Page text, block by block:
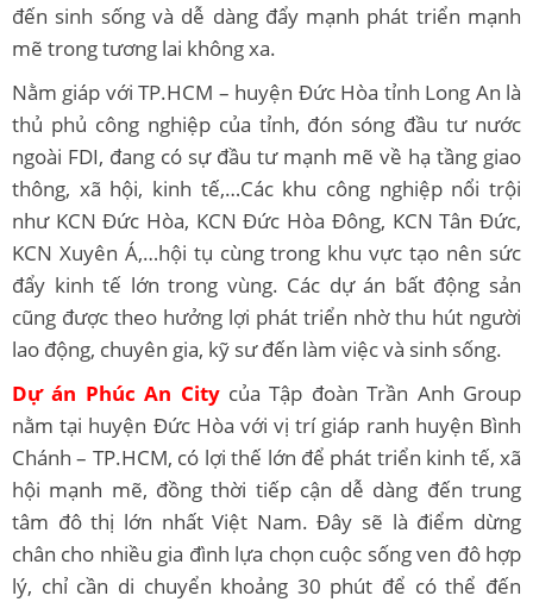
đến sinh sống và dễ dàng đẩy mạnh phát triển mạnh
mẽ trong tương lai không xa.
Nằm giáp với TP.HCM – huyện Đức Hòa tỉnh Long An là
thủ phủ công nghiệp của tỉnh, đón sóng đầu tư nước
ngoài FDI, đang có sự đầu tư mạnh mẽ về hạ tầng giao
thông, xã hội, kinh tế,…Các khu công nghiệp nổi trội
như KCN Đức Hòa, KCN Đức Hòa Đông, KCN Tân Đức,
KCN Xuyên Á,…hội tụ cùng trong khu vực tạo nên sức
đẩy kinh tế lớn trong vùng. Các dự án bất động sản
cũng được theo hưởng lợi phát triển nhờ thu hút người
lao động, chuyên gia, kỹ sư đến làm việc và sinh sống.
Dự án Phúc An City của Tập đoàn Trần Anh Group
nằm tại huyện Đức Hòa với vị trí giáp ranh huyện Bình
Chánh – TP.HCM, có lợi thế lớn để phát triển kinh tế, xã
hội mạnh mẽ, đồng thời tiếp cận dễ dàng đến trung
tâm đô thị lớn nhất Việt Nam. Đây sẽ là điểm dừng
chân cho nhiều gia đình lựa chọn cuộc sống ven đô hợp
lý, chỉ cần di chuyển khoảng 30 phút để có thể đến